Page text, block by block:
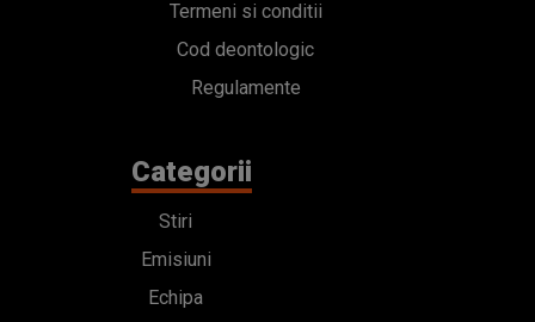
Termeni si conditii
Cod deontologic
Regulamente
Categorii
Stiri
Emisiuni
Echipa